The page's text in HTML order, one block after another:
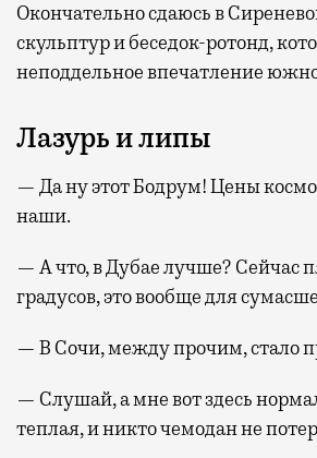
Окончательно сдаюсь в
скульптур и беседок-ротонд,
неподдельное впечатление
Лазурь и липы
— Да ну этот Бодрум! Цены
наши.
— А что, в Дубае лучше? Сейчас
градусов, это вообще для
— В Сочи, между прочим, стало
— Слушай, а мне вот здесь
теплая, и никто чемодан не